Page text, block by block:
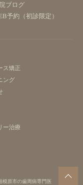
ブログ
予約（初診限定）
ス矯正
ング
ー治療
原市の歯周病専門医